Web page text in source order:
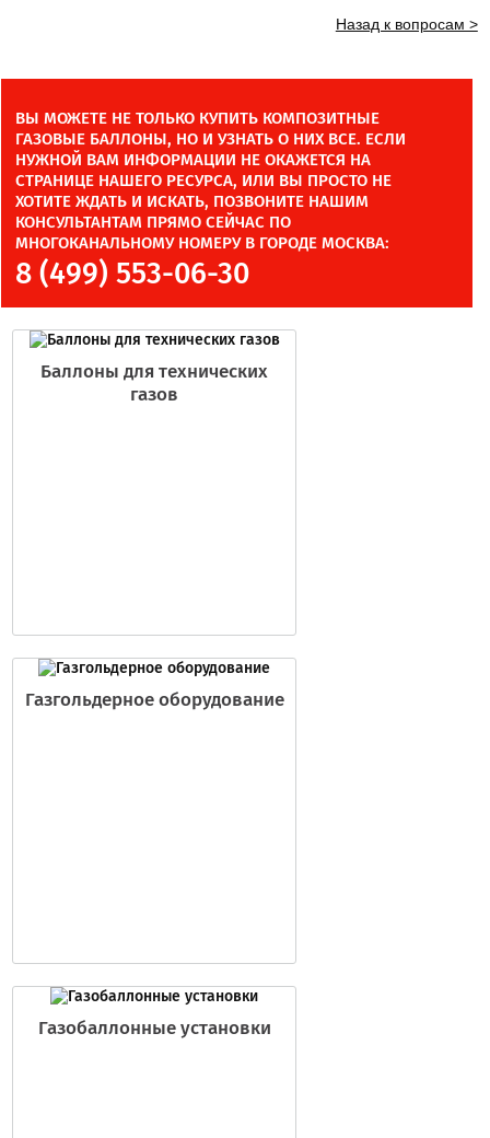
Назад к вопросам >
ВЫ МОЖЕТЕ НЕ ТОЛЬКО КУПИТЬ КОМПОЗИТНЫЕ
ГАЗОВЫЕ БАЛЛОНЫ, НО И УЗНАТЬ О НИХ ВСЕ. ЕСЛИ
НУЖНОЙ ВАМ ИНФОРМАЦИИ НЕ ОКАЖЕТСЯ НА
СТРАНИЦЕ НАШЕГО РЕСУРСА, ИЛИ ВЫ ПРОСТО НЕ
ХОТИТЕ ЖДАТЬ И ИСКАТЬ, ПОЗВОНИТЕ НАШИМ
КОНСУЛЬТАНТАМ ПРЯМО СЕЙЧАС ПО
МНОГОКАНАЛЬНОМУ НОМЕРУ В ГОРОДЕ МОСКВА:
8 (499) 553-06-30
Баллоны для технических
газов
Газгольдерное оборудование
Газобаллонные установки